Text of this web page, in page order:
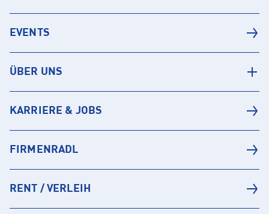
EVENTS
ÜBER UNS
KARRIERE & JOBS
FIRMENRADL
RENT / VERLEIH